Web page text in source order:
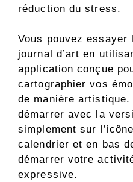
réduction du stress.
Vous pouvez essayer
journal d’art en
application conçue
cartographier vos
de manière
démarrer avec la
simplement sur
calendrier et en bas
démarrer votre
expressive.